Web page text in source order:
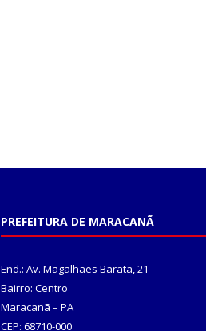
PREFEITURA DE MARACANÃ
End.: Av. Magalhães Barata, 21
Bairro: Centro
Maracanã – PA
CEP: 68710-000